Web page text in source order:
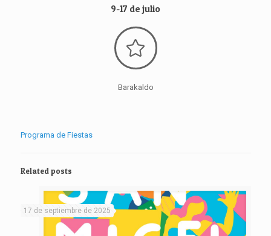
9-17 de julio
Barakaldo
Programa de Fiestas
Related posts
17 de septiembre de 2025